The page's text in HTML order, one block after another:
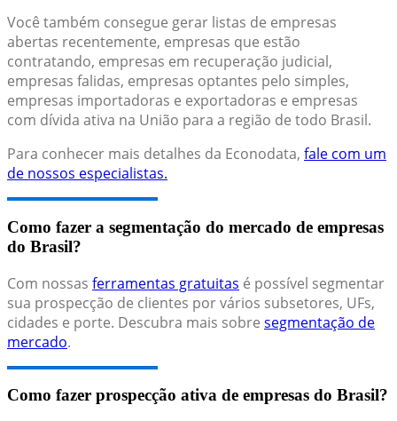
Você também consegue gerar listas de empresas
abertas recentemente, empresas que estão
contratando, empresas em recuperação judicial,
empresas falidas, empresas optantes pelo simples,
empresas importadoras e exportadoras e empresas
com dívida ativa na União para a região de todo Brasil.
Para conhecer mais detalhes da Econodata, fale com um
de nossos especialistas.
Como fazer a segmentação do mercado de empresas
do Brasil?
Com nossas ferramentas gratuitas é possível segmentar
sua prospecção de clientes por vários subsetores, UFs,
cidades e porte. Descubra mais sobre segmentação de
mercado.
Como fazer prospecção ativa de empresas do Brasil?